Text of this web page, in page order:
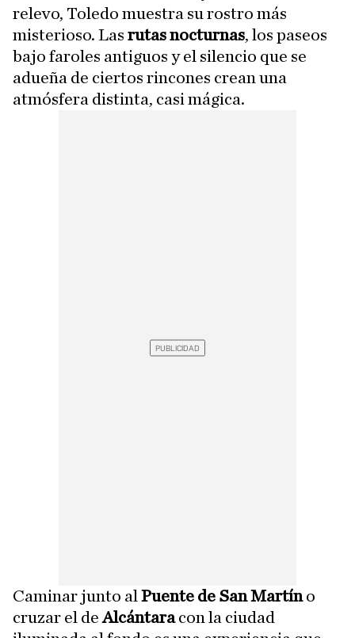
relevo, Toledo muestra su rostro más
misterioso. Las rutas nocturnas, los paseos
bajo faroles antiguos y el silencio que se
adueña de ciertos rincones crean una
atmósfera distinta, casi mágica.
Caminar junto al Puente de San Martíno
cruzar el deAlcántaracon la ciudad